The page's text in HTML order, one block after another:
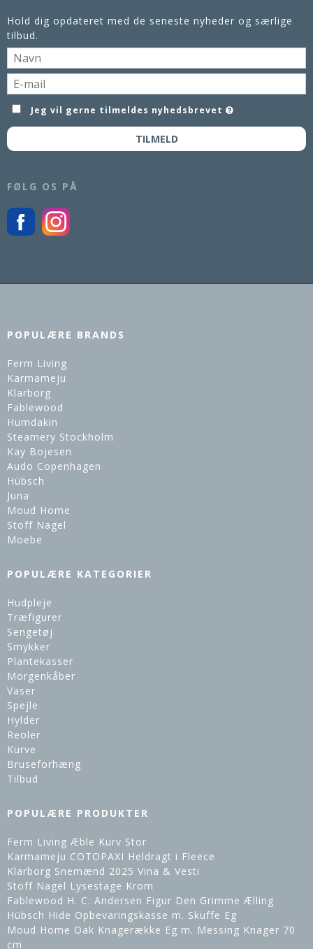
Hold dig opdateret med de seneste nyheder og særlige
tilbud.
Jeg vil gerne tilmeldes nyhedsbrevet
TILMELD
FØLG OS PÅ
POPULÆRE BRANDS
Ferm Living
Karmameju
Klarborg
Fablewood
Humdakin
Steamery Stockholm
Kay Bojesen
Audo Copenhagen
Hübsch
Juna
Moud Home
Stoff Nagel
Moebe
POPULÆRE KATEGORIER
Hudpleje
Træfigurer
Sengetøj
Smykker
Plantekasser
Morgenkåber
Vaser
Spejle
Hylder
Reoler
Kurve
Bruseforhæng
Tilbud
POPULÆRE PRODUKTER
Ferm Living Æble Kurv Stor
Karmameju COTOPAXI Heldragt i Fleece
Klarborg Snemænd 2025 Vina & Vesti
Stoff Nagel Lysestage Krom
Fablewood H. C. Andersen Figur Den Grimme Ælling
Hübsch Hide Opbevaringskasse m. Skuffe Eg
Moud Home Oak Knagerække Eg m. Messing Knager 70
cm